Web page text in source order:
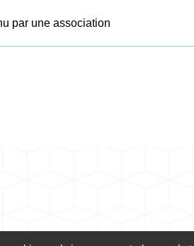
par une association